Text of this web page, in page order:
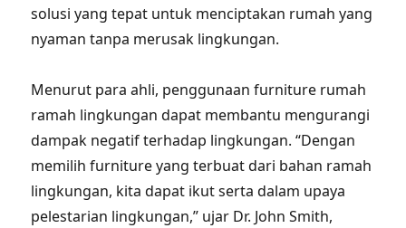
solusi yang tepat untuk menciptakan rumah yang
nyaman tanpa merusak lingkungan.
Menurut para ahli, penggunaan furniture rumah
ramah lingkungan dapat membantu mengurangi
dampak negatif terhadap lingkungan. “Dengan
memilih furniture yang terbuat dari bahan ramah
lingkungan, kita dapat ikut serta dalam upaya
pelestarian lingkungan,” ujar Dr. John Smith,